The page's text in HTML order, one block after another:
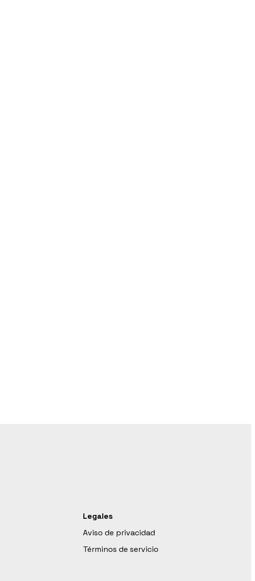
Legales
Aviso de privacidad
Términos de servicio